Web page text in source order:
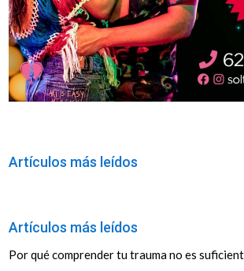
Artículos más leídos
Artículos más leídos
Por qué comprender tu trauma no es